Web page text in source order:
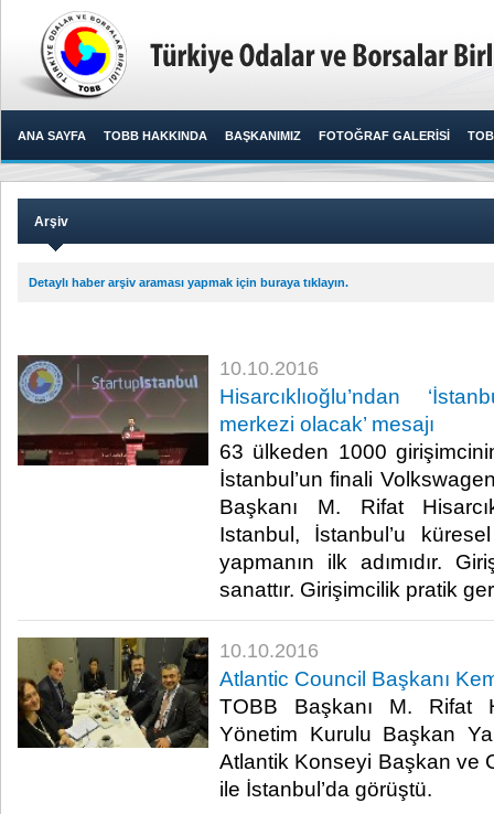
ANA SAYFA TOBB HAKKINDA BAŞKANIMIZ FOTOĞRAF GALERİSİ
Arşiv
Detaylı haber arşiv araması yapmak için buraya tıklayın.
10.10.2016
Hisarcıklıoğlu’ndan
merkezi olacak’ mesajı
63 ülkeden 1000
İstanbul’un finali
Başkanı M. Rifat
Istanbul, İstanbul’u
yapmanın ilk adımıdır.
sanattır. Girişimcilik pratik
10.10.2016
Atlantic Council Başkanı
TOBB Başkanı M. Rifat
Yönetim Kurulu Başkan
Atlantik Konseyi Başkan ve
ile İstanbul’da görüştü.​